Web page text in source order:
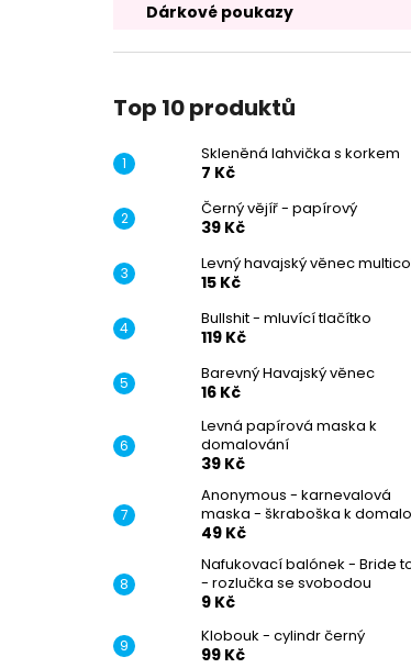
Dárkové poukazy
Top 10 produktů
Skleněná lahvička s korkem
7 Kč
Černý vějíř - papírový
39 Kč
Levný havajský věnec
15 Kč
Bullshit - mluvící tlačítko
119 Kč
Barevný Havajský věnec
16 Kč
Levná papírová maska k
domalování
39 Kč
Anonymous - karnevalová
maska - škraboška k
49 Kč
Nafukovací balónek - Bride
- rozlučka se svobodou
9 Kč
Klobouk - cylindr černý
99 Kč